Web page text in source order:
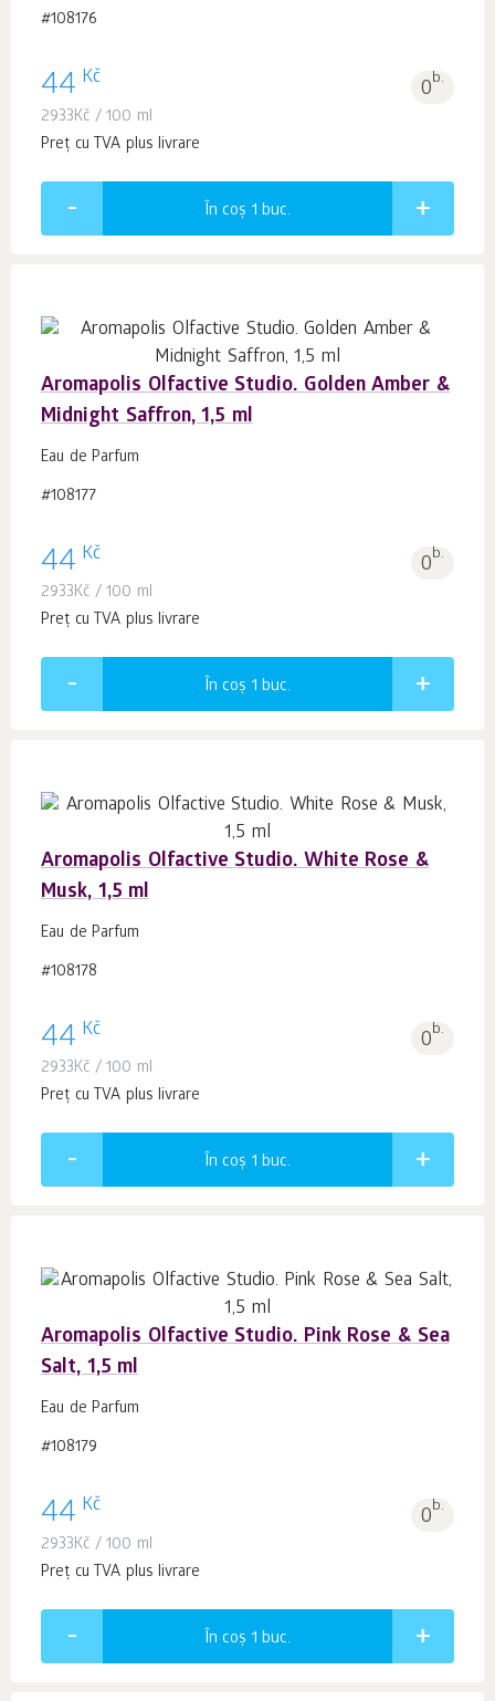
#108176
44 Kč 0b.
2933Kč / 100 ml
Preț cu TVA plus livrare
În coș 1 buc.
Aromapolis Olfactive Studio. Golden Amber &
Midnight Saffron, 1,5 ml
Eau de Parfum
#108177
44 Kč 0b.
2933Kč / 100 ml
Preț cu TVA plus livrare
În coș 1 buc.
Aromapolis Olfactive Studio. White Rose &
Musk, 1,5 ml
Eau de Parfum
#108178
44 Kč 0b.
2933Kč / 100 ml
Preț cu TVA plus livrare
În coș 1 buc.
Aromapolis Olfactive Studio. Pink Rose & Sea
Salt, 1,5 ml
Eau de Parfum
#108179
44 Kč 0b.
2933Kč / 100 ml
Preț cu TVA plus livrare
În coș 1 buc.